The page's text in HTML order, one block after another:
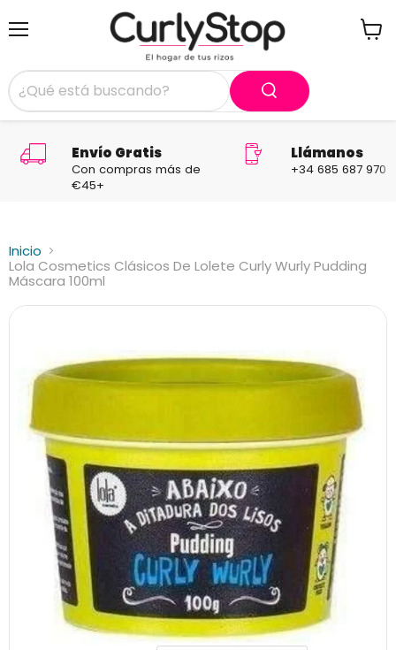
Envío Gratis
Con compras más de
€45+
Llámanos
+34 685 687 970
Inicio
Lola Cosmetics Clásicos De Lolete Curly Wurly Pudding
Máscara 100ml